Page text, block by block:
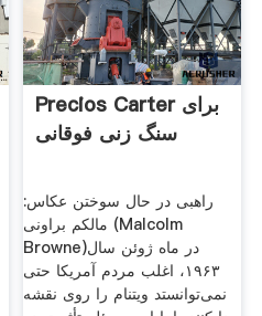
Precios Carter برای
سنگ زنی فوقانی
راهبی در حال سوختن عکاس:
مالکم براونی (Malcolm
Browne)در ماه ژوئن سال
۱۹۶۳، اغلب مردم آمریکا حتی
نمی‌توانستد ویتنام را روی نقشه